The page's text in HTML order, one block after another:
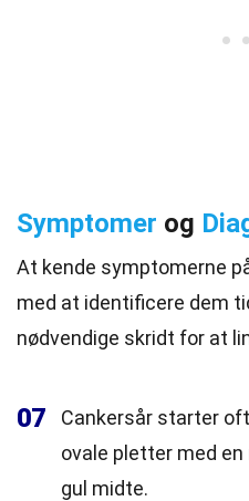
Symptomer og
At kende symptomerne
med at identificere dem
nødvendige skridt for at
07
Cankersår starter
ovale pletter med en
gul midte.